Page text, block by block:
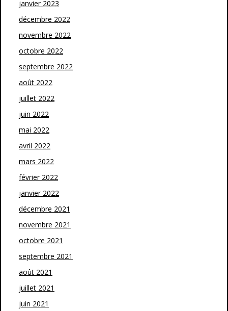
janvier 2023
décembre 2022
novembre 2022
octobre 2022
septembre 2022
août 2022
juillet 2022
juin 2022
mai 2022
avril 2022
mars 2022
février 2022
janvier 2022
décembre 2021
novembre 2021
octobre 2021
septembre 2021
août 2021
juillet 2021
juin 2021